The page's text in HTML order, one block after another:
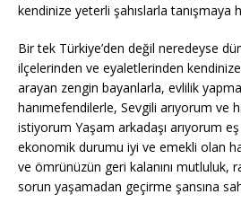
kendinize yeterli şahıslarla tanışmaya
Bir tek Türkiye’den değil neredeyse
ilçelerinden ve eyaletlerinden
arayan zengin bayanlarla, evlilik
hanımefendilerle, Sevgili arıyorum ve
istiyorum Yaşam arkadaşı arıyorum
ekonomik durumu iyi ve emekli olan
ve ömrünüzün geri kalanını mutluluk,
sorun yaşamadan geçirme şansına